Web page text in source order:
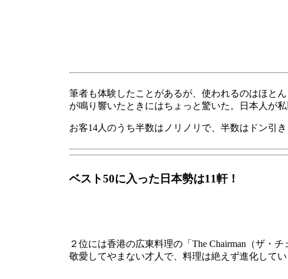
筆者も体験したことがあるが、使われるのはほと
が鳴り響いたときにはちょっと驚いた。日本人が
お客14人のうち半数はノリノリで、半数はドン引
ベスト50に入った日本勢は11軒！
２位には香港の広東料理の「The Chairman（ザ・
敬愛してやまない才人で、料理は絶えず進化してい